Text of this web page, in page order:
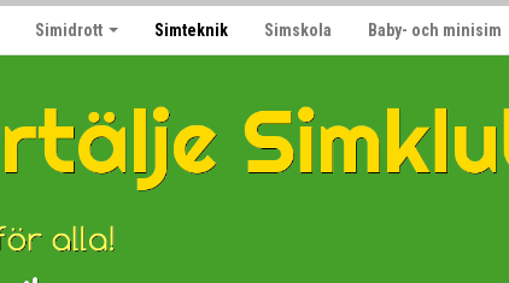
Simidrott Simteknik Simskola Baby- och minisim